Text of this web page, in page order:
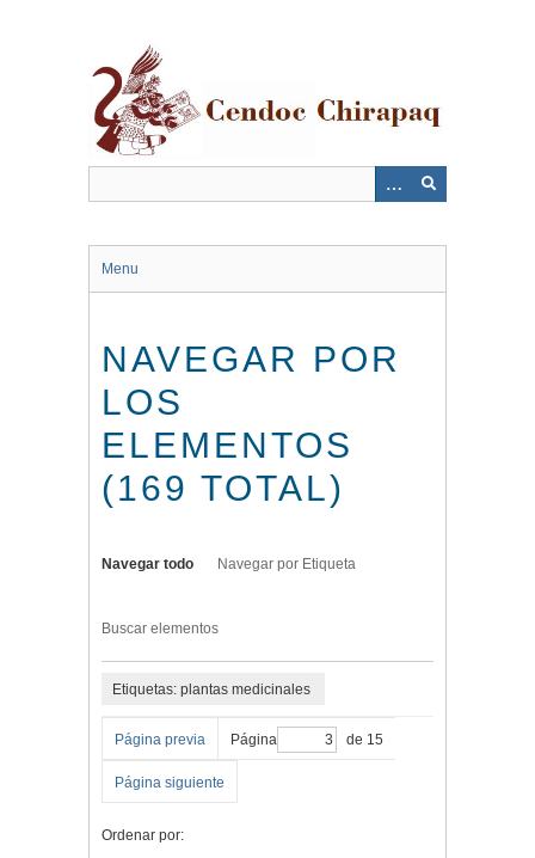
Menu
NAVEGAR POR
LOS
ELEMENTOS
(169 TOTAL)
Navegar todo Navegar por Etiqueta
Buscar elementos
Etiquetas: plantas medicinales
Página previa Página de 15
Página siguiente
Ordenar por: